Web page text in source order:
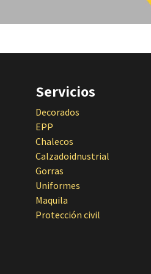
Servicios
Decorados
EPP
Chalecos
Calzadoidnustrial
Gorras
Uniformes
Maquila
Protección civil